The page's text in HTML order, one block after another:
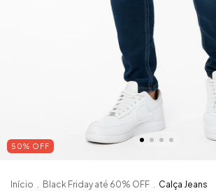
50% OFF
Início . Black Friday até 60% OFF . Calça Jeans